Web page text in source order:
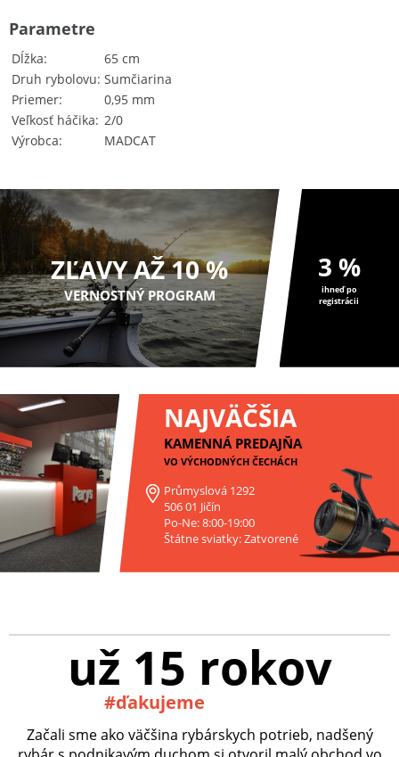
Dĺžka
65 cm
Druh rybolovu Sumčiarina
Priemer
0,95 mm
Veľkosť háčika
2/0
Výrobca
MADCAT
Parametre
ZĽAVY AŽ 10 %
VERNOSTNÝ PROGRAM
3 %
ihneď po
registrácii
NAJVÄČŠIA
KAMENNÁ PREDAJŇA
VO VÝCHODNÝCH ČECHÁCH
Průmyslová 1292
506 01 Jičín
Po-Ne: 8:00-19:00
Štátne sviatky: Zatvorené
už 15 rokov
#ďakujeme
Začali sme ako väčšina rybárskych potrieb, nadšený